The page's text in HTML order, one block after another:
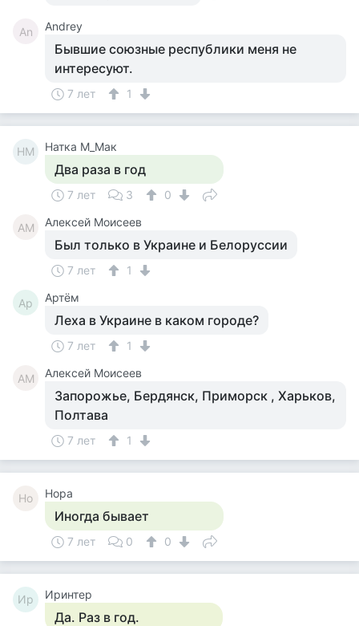
An Andrey
Бывшие союзные республики меня не
интересуют.
7 лет 1
НМ Натка М_Мак
Два раза в год
7 лет 3 0
АМ Алексей Моисеев
Был только в Украине и Белоруссии
7 лет 1
Ар Артём
Леха в Украине в каком городе?
7 лет 1
АМ Алексей Моисеев
Запорожье, Бердянск, Приморск , Харьков,
Полтава
7 лет 1
Но Нора
Иногда бывает
7 лет 0 0
Ир Иринтер
Да. Раз в год.